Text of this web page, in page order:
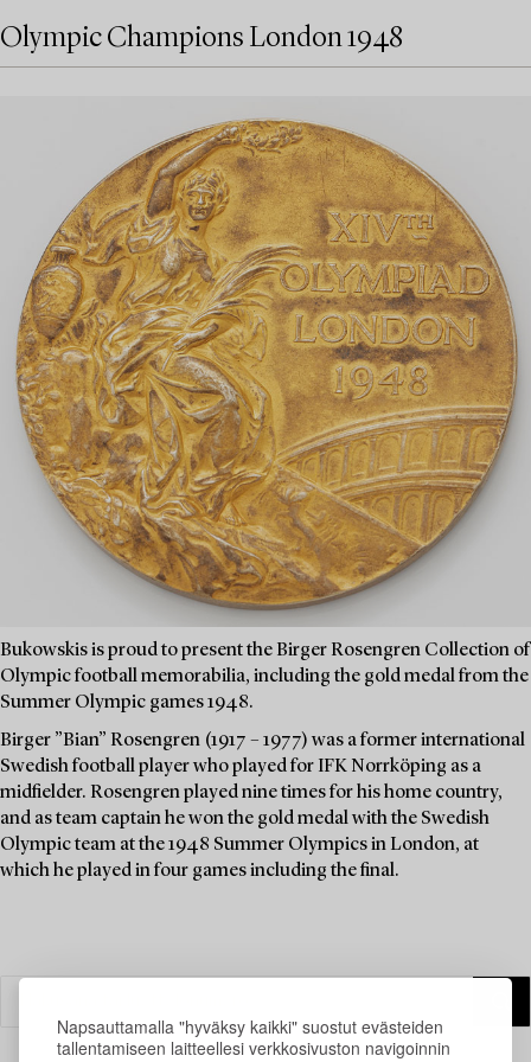
Napsauttamalla "hyväksy kaikki" suostut evästeiden
tallentamiseen laitteellesi verkkosivuston navigoinnin
Olympic Champions London 1948
Bukowskis is proud to present the Birger Rosengren Collection of
Olympic football memorabilia, including the gold medal from the
Summer Olympic games 1948.
Birger ”Bian” Rosengren (1917 – 1977) was a former international
Swedish football player who played for IFK Norrköping as a
midfielder. Rosengren played nine times for his home country,
and as team captain he won the gold medal with the Swedish
Olympic team at the 1948 Summer Olympics in London, at
which he played in four games including the final.